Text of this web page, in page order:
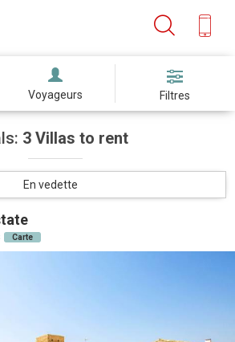
Voyageurs Filtres
3 Villas to rent
En vedette
Carte